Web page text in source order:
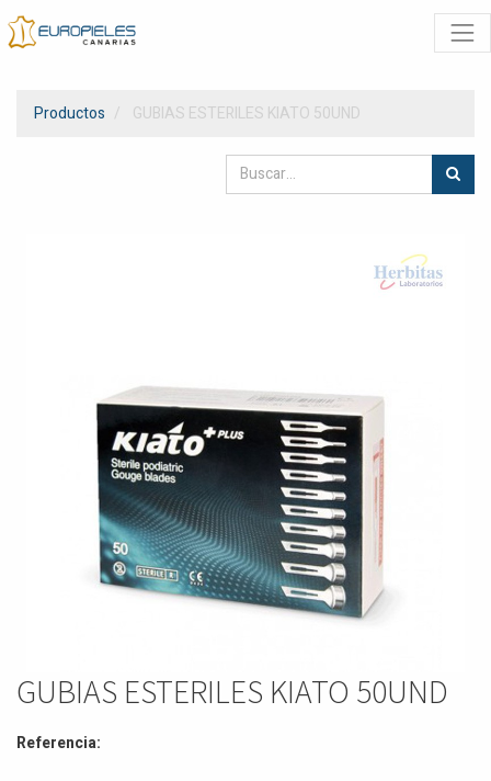
Productos GUBIAS ESTERILES KIATO 50UND
GUBIAS ESTERILES KIATO 50UND
Referencia: